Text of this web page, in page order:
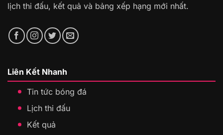
lịch thi đấu, kết quả và bảng xếp hạng mới nhất.
Liên Kết Nhanh
Tin tức bóng đá
Lịch thi đấu
Kết quả